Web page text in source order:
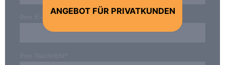
ANGEBOT FÜR PRIVATKUNDEN
Ihre E-Mail-Adresse*